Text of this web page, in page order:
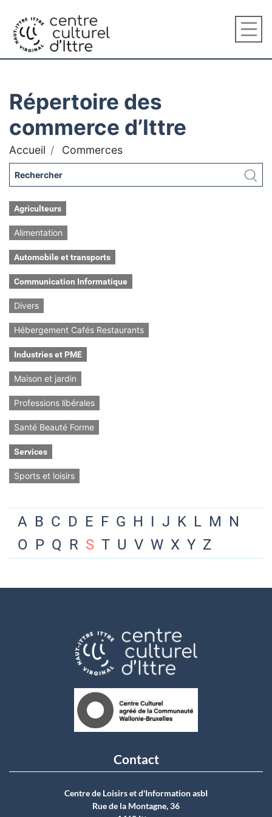
Répertoire des
commerce d’Ittre
Accueil Commerces
Agriculteurs
Alimentation
Automobile et transports
Communication Informatique
Divers
Hébergement Cafés Restaurants
Industries et PME
Maison et jardin
Professions libérales
Santé Beauté Forme
Services
Sports et loisirs
A B C D E F G H I J K L M N
O P Q R S T U V W X Y Z
Contact
Centre de Loisirs et d'Information asbI
Rue de la Montagne, 36